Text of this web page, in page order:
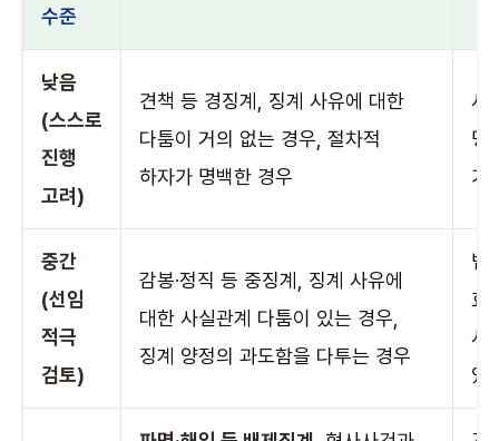
수준
낮음
(스스로
진행
고려)
견책 등 경징계, 징계 사유에 대한
다툼이 거의 없는 경우, 절차적
하자가 명백한 경우
사
명
가
중간
(선임
적극
검토)
감봉·정직 등 중징계, 징계 사유에
대한 사실관계 다툼이 있는 경우,
징계 양정의 과도함을 다투는 경우
법
효
서
있